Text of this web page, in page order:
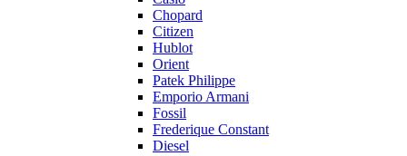
Chopard
Citizen
Hublot
Orient
Patek Philippe
Emporio Armani
Fossil
Frederique Constant
Diesel